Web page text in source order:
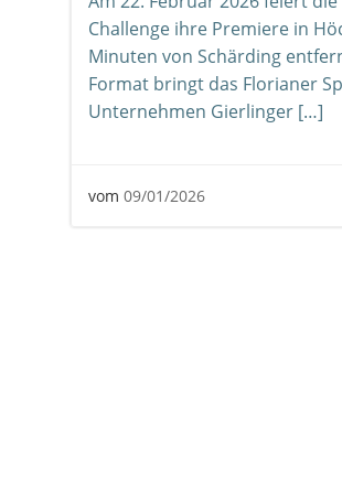
Challenge ihre Premiere in
Minuten von Schärding
Format bringt das Florianer
Unternehmen Gierlinger […]
vom 09/01/2026